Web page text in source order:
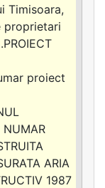
Timisoara,
proprietari
proiect
NUMAR
ARIA
1987